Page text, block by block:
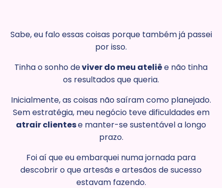
Sabe, eu falo essas coisas porque também já passei
por isso.
Tinha o sonho deviver do meu ateliêe não tinha
os resultados que queria.
Inicialmente, as coisas não saíram como planejado.
Sem estratégia, meu negócio teve dificuldades em
atrair clientese manter-se sustentável a longo
prazo.
Foi aí que eu embarquei numa jornada para
descobrir o que artesãs e artesãos de sucesso
estavam fazendo.